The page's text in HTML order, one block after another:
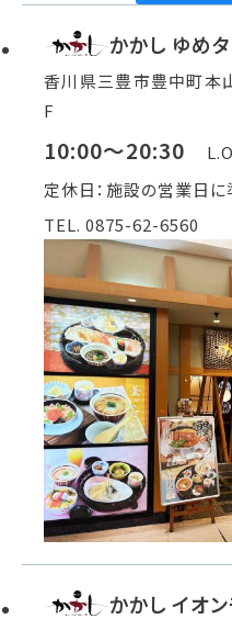
かかし ゆめ
香川県三豊市豊中町本
F
10:00～20:30
定休日：施設の営業日に
TEL. 0875-62-6560
かかし イオ